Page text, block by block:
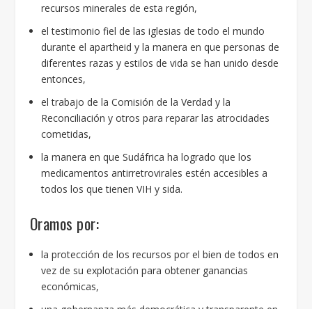
recursos minerales de esta región,
el testimonio fiel de las iglesias de todo el mundo
durante el apartheid y la manera en que personas de
diferentes razas y estilos de vida se han unido desde
entonces,
el trabajo de la Comisión de la Verdad y la
Reconciliación y otros para reparar las atrocidades
cometidas,
la manera en que Sudáfrica ha logrado que los
medicamentos antirretrovirales estén accesibles a
todos los que tienen VIH y sida.
Oramos por:
la protección de los recursos por el bien de todos en
vez de su explotación para obtener ganancias
económicas,